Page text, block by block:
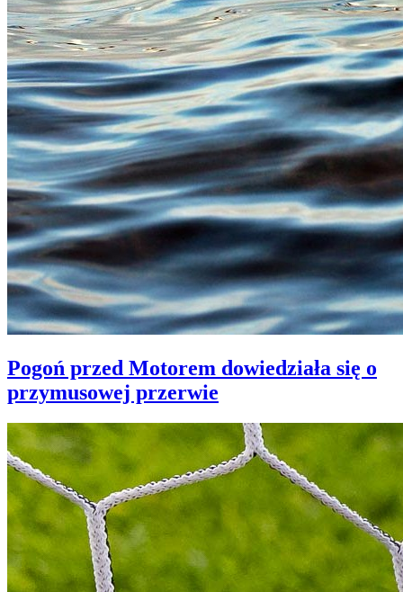
Pogoń przed Motorem dowiedziała się o
przymusowej przerwie